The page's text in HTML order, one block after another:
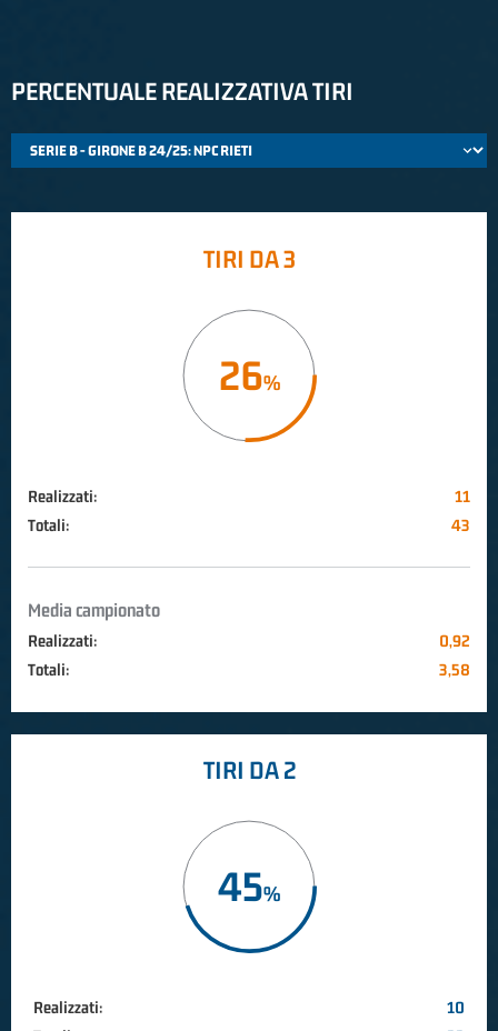
PERCENTUALE REALIZZATIVA TIRI
TIRI DA 3
26
Realizzati:
11
Totali:
43
Media campionato
Realizzati:
0,92
Totali:
3,58
TIRI DA 2
45
Realizzati:
10